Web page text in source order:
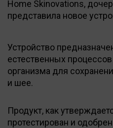
Home Skinovations,
представила новое
Устройство
естественных
организма для
и шее.
Продукт, как
протестирован и